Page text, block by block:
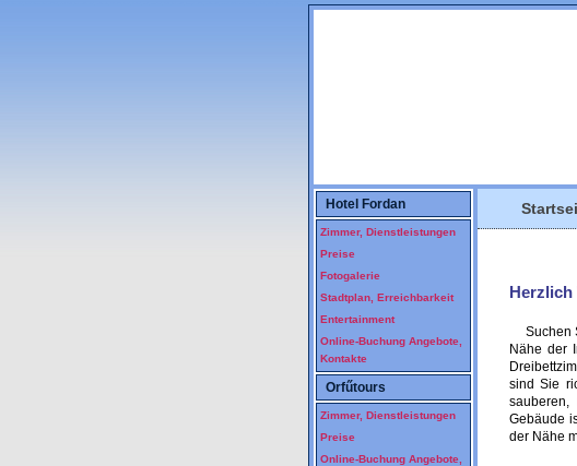
Hotel Fordan
Zimmer, Dienstleistungen
Preise
Fotogalerie
Stadtplan, Erreichbarkeit
Entertainment
Online-Buchung Angebote,
Kontakte
Orfűtours
Zimmer, Dienstleistungen
Preise
Online-Buchung Angebote,
Herzlich
Suchen
Nähe der
sind Sie
sauberen,
Gebäude
der Nähe